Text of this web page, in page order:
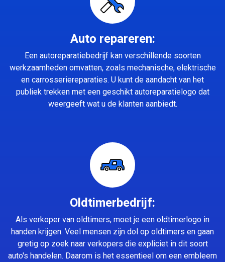
Auto repareren:
Een autoreparatiebedrijf kan verschillende soorten
werkzaamheden omvatten, zoals mechanische, elektrische
en carrosseriereparaties. U kunt de aandacht van het
publiek trekken met een geschikt autoreparatielogo dat
weergeeft wat u de klanten aanbiedt.
Oldtimerbedrijf:
Als verkoper van oldtimers, moet je een oldtimerlogo in
handen krijgen. Veel mensen zijn dol op oldtimers en gaan
gretig op zoek naar verkopers die expliciet in dit soort
auto's handelen. Daarom is het essentieel om een embleem